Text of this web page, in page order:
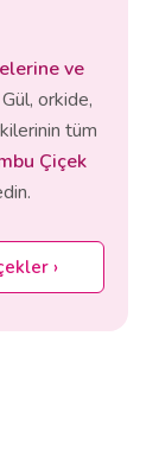
ve
orkide,
tüm
Çiçek
›